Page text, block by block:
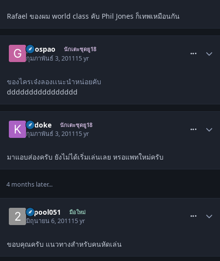
Rafael ของผม world class คับ Phil Jones ก็เทพเหมือนกัน
ghospao นักเตะชุดยู18
กุมภาพันธ์ 3, 201115 yr
ของไครเจ๋งลองเเนะนำหน่อยคับ
dddddddddddddddd
kadoke นักเตะชุดยู18
กุมภาพันธ์ 3, 201115 yr
มาแอบส่องครับ ยังไม่ได้เริ่มเล่นเลย หรอแพทใหม่ครับ
4 months later...
23pool051 มือใหม่
มิถุนายน 6, 201115 yr
ขอบคุณครับ แนวทางสำหรับคนหัดเล่น